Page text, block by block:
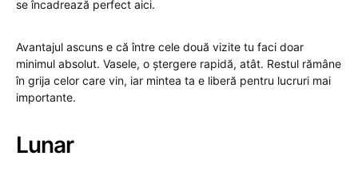
se încadrează perfect aici.
Avantajul ascuns e că între cele două vizite tu faci doar
minimul absolut. Vasele, o ștergere rapidă, atât. Restul rămâne
în grija celor care vin, iar mintea ta e liberă pentru lucruri mai
importante.
Lunar